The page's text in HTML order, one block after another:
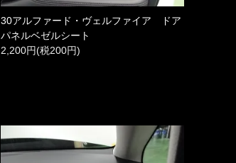
30アルファード・ヴェルファイア ドア
パネルベゼルシート
2,200円(税200円)